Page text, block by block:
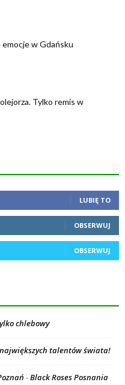
w Gdańsku
Tylko remis w
LUBIĘ TO
OBSERWUJ
OBSERWUJ
chlebowy
talentów świata!
-Black Roses Posnania